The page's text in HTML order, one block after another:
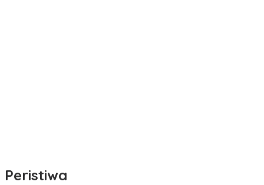
Peristiwa